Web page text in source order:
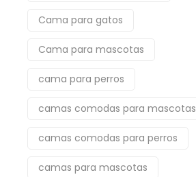
Cama para gatos
Cama para mascotas
cama para perros
camas comodas para mascotas
camas comodas para perros
camas para mascotas